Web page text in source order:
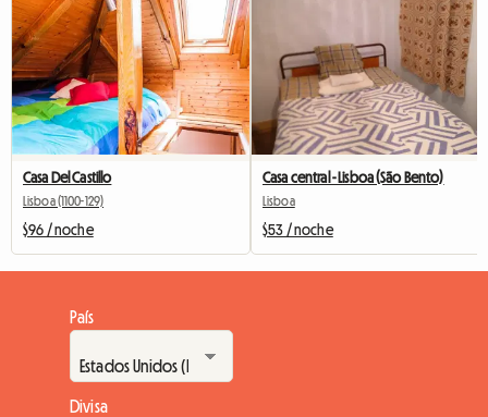
Casa Del Castillo
Lisboa (1100-129)
$96 / noche
Casa central - Lisboa (São Bento)
Lisboa
$53 / noche
País
Divisa